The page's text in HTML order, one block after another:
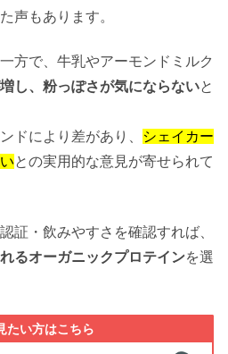
声もあります。
方で、牛乳やアーモンドミルク
し、粉っぽさが気にならないと
ドにより差があり、
シェイカー
との実用的な意見が寄せられて
証・飲みやすさを確認すれば、
るオーガニックプロテインを選
たい方はこちら